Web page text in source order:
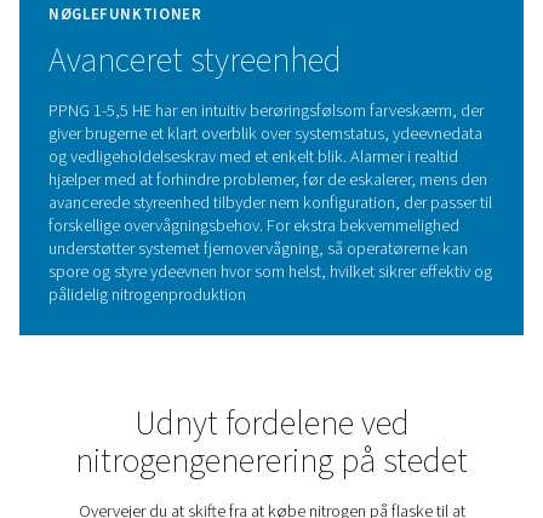
NØGLEFUNKTIONER
Kvalitets- og
Til applikationer, hvor luftkvalitet og nitrogenrenhed er
og udløbstrykdugpunktssensorer (PDP) til sporing af
fugtighedsniveauer, en nitrogenrenhedsanalysator til
realtidsverificering af gaskvalitet og en
overvågning og styring af nitrogenforbruget.